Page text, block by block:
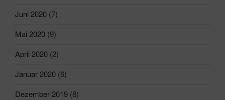
Juni 2020 (7)
Mai 2020 (9)
April 2020 (2)
Januar 2020 (6)
Dezember 2019 (8)